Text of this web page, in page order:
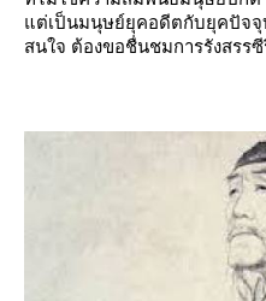
ต่เป็นมนุษย์ยุคอดีตกับยุคปัจจุ
สนใจ ต้องขอชื่นชมการรังสรร